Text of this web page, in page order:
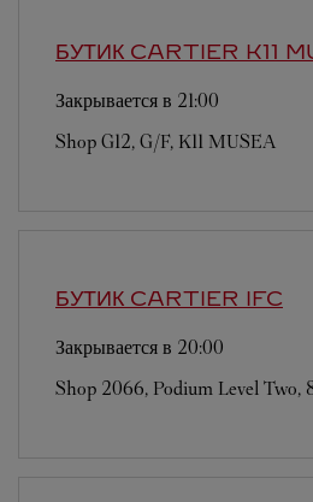
БУТИК CARTIER K11
Закрывается в 21:00
Shop G12, G/F, K11 MUSEA
БУТИК CARTIER IFC
Закрывается в 20:00
Shop 2066, Podium Level Two,